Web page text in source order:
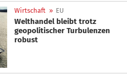
Wirtschaft » EU
Welthandel bleibt trotz
geopolitischer Turbulenzen
robust